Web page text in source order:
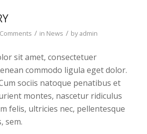
/ in News / byadmin
sit amet, consectetuer
commodo ligula eget dolor.
sociis natoque penatibus et
montes, nascetur ridiculus
felis, ultricies nec, pellentesque
sem.